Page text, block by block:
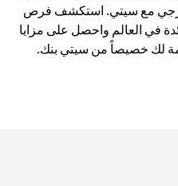
مع سيتي. استكشف فرص
في العالم واحصل على مزايا
لك خصيصاً من سيتي بنك.